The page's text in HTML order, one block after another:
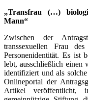
„Transfrau (…)
Mann“
Zwischen der
transsexuellen Frau
Personenidentität. Es ist
lebt, ausschließlich einen
identifiziert und als
Onlineportal der
Artikel veröffentlicht,